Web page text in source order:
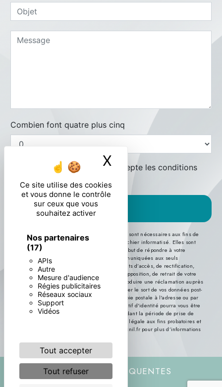
Ce site utilise des cookies
et vous donne le contrôle
sur ceux que vous
souhaitez activer
Nos partenaires
(17)
APIs
Autre
Mesure d'audience
Régies publicitaires
Réseaux sociaux
Support
Vidéos
Tout accepter
Tout refuser
X Masquer le
Combien font quatre plus cinq
En cochant cette case, j'accepte les conditions
ENVOYER
** Les données personnelles communiquées sont nécessaires aux fins de
vous contacter et sont enregistrées dans un fichier informatisé. Elles sont
destinées à et ses sous-traitants dans le seul but de répondre à votre
message. Les données collectées seront communiquées aux seuls
destinataires suivants: . Vous disposez de droits d’accès, de rectification,
d’effacement, de portabilité, de limitation, d’opposition, de retrait de votre
consentement à tout moment et du droit d’introduire une réclamation auprès
d’une autorité de contrôle, ainsi que d’organiser le sort de vos données post-
mortem. Vous pouvez exercer ces droits par voie postale à l'adresse ou par
courrier électronique à l'adresse . Un justificatif d'identité pourra vous être
demandé. Nous conservons vos données pendant la période de prise de
contact puis pendant la durée de prescription légale aux fins probatoires et
de gestion des contentieux. Consultez le site cnil.fr pour plus d’informations
RECHERCHES FRÉQUENTES